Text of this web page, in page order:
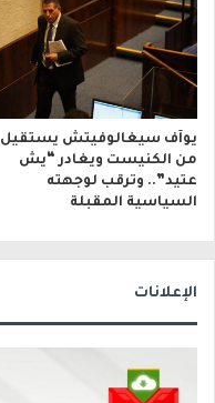
يوآف سيغالوفيتش يستقيل
من الكنيست ويغادر “يش
عتيد”.. وترقب لوجهته
السياسية المقبلة
الإعلانات